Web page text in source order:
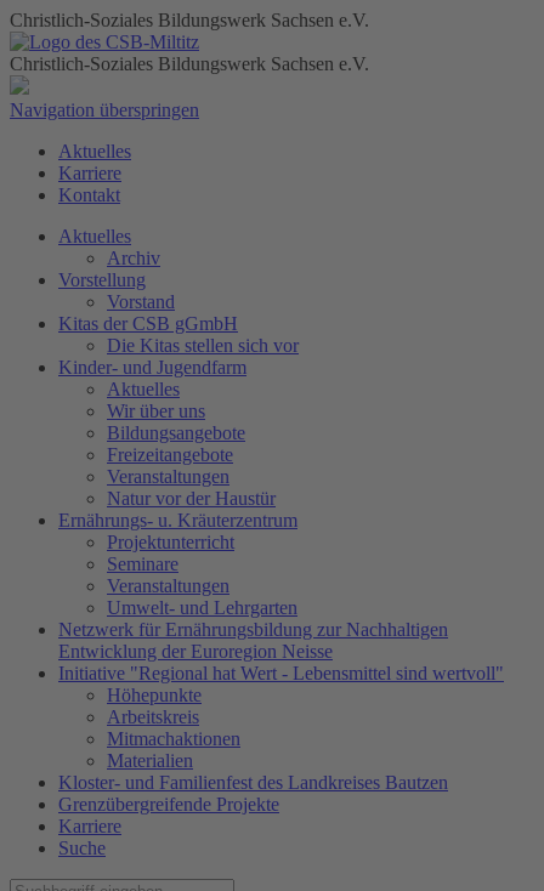
Christlich-Soziales Bildungswerk Sachsen e.V.
Christlich-Soziales Bildungswerk Sachsen e.V.
Navigation überspringen
Aktuelles
Karriere
Kontakt
Aktuelles
Archiv
Vorstellung
Vorstand
Kitas der CSB gGmbH
Die Kitas stellen sich vor
Kinder- und Jugendfarm
Aktuelles
Wir über uns
Bildungsangebote
Freizeitangebote
Veranstaltungen
Natur vor der Haustür
Ernährungs- u. Kräuterzentrum
Projektunterricht
Seminare
Veranstaltungen
Umwelt- und Lehrgarten
Netzwerk für Ernährungsbildung zur Nachhaltigen
Entwicklung der Euroregion Neisse
Initiative "Regional hat Wert - Lebensmittel sind wertvoll"
Höhepunkte
Arbeitskreis
Mitmachaktionen
Materialien
Kloster- und Familienfest des Landkreises Bautzen
Grenzübergreifende Projekte
Karriere
Suche